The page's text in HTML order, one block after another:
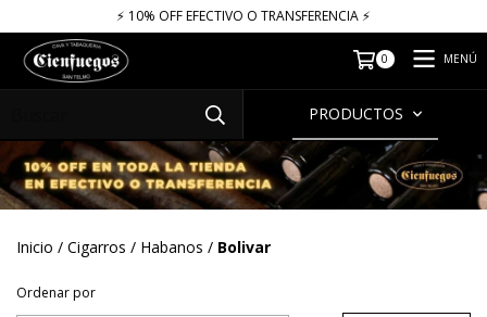
⚡​​​ 10% OFF EFECTIVO O TRANSFERENCIA ⚡​
0 MENÚ
PRODUCTOS
Inicio / Cigarros / Habanos / Bolivar
Ordenar por